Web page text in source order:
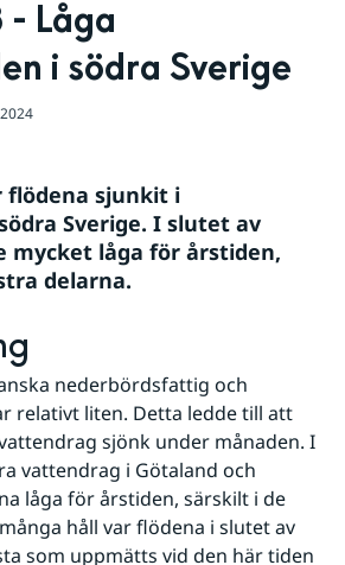
- Låga
i södra Sverige
flödena sjunkit i
Sverige. I slutet av
mycket låga för årstiden,
delarna.
nederbördsfattig och
relativt liten. Detta ledde till att
sjönk under månaden. I
vattendrag i Götaland och
låga för årstiden, särskilt i de
håll var flödena i slutet av
som uppmätts vid den här tiden